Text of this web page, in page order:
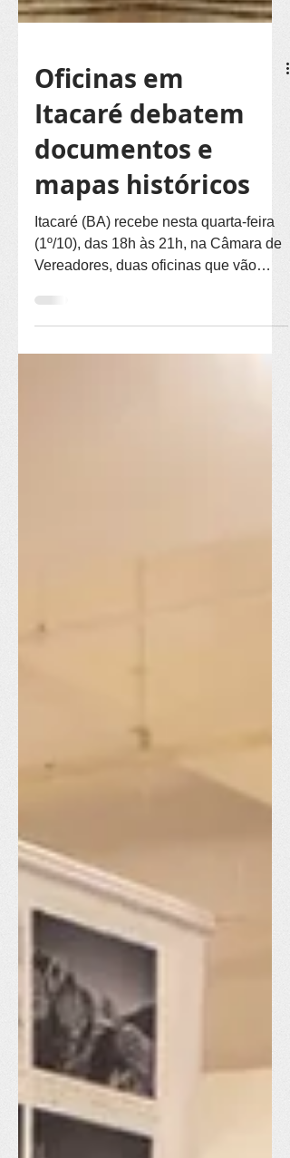
Oficinas em
Itacaré debatem
documentos e
mapas históricos
(1º/10), das 18h às 21h, na Câmara de
Vereadores, duas oficinas que vão